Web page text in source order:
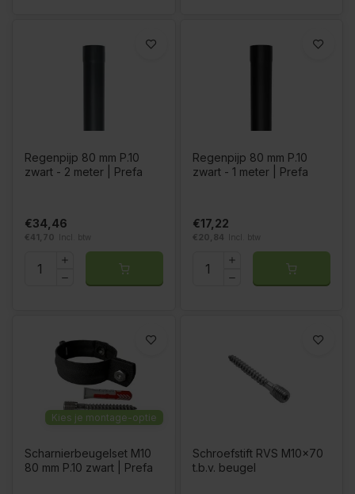
Regenpijp 80 mm P.10
zwart - 2 meter | Prefa
€34,46
€41,70 Incl. btw
Regenpijp 80 mm P.10
zwart - 1 meter | Prefa
€17,22
€20,84 Incl. btw
Kies je montage-optie
Scharnierbeugelset M10
80 mm P.10 zwart | Prefa
Schroefstift RVS M10x70
t.b.v. beugel